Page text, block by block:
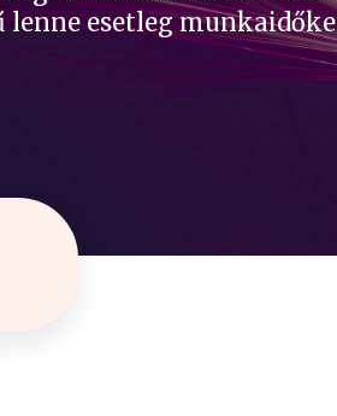
lenne esetleg